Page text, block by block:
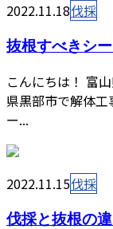
2022.11.18伐採
抜根すべきシ
こんにちは！ 富
県黒部市で解体
ー...
2022.11.15伐採
伐採と抜根の